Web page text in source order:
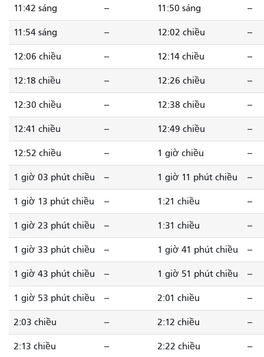
11:42 sáng -- 11:50 sáng --
11:54 sáng -- 12:02 chiều --
12:06 chiều -- 12:14 chiều --
12:18 chiều -- 12:26 chiều --
12:30 chiều -- 12:38 chiều --
12:41 chiều -- 12:49 chiều --
12:52 chiều -- 1 giờ chiều --
1 giờ 03 phút chiều -- 1 giờ 11 phút chiều --
1 giờ 13 phút chiều -- 1:21 chiều --
1 giờ 23 phút chiều -- 1:31 chiều --
1 giờ 33 phút chiều -- 1 giờ 41 phút chiều --
1 giờ 43 phút chiều -- 1 giờ 51 phút chiều --
1 giờ 53 phút chiều -- 2:01 chiều --
2:03 chiều -- 2:12 chiều --
2:13 chiều -- 2:22 chiều --